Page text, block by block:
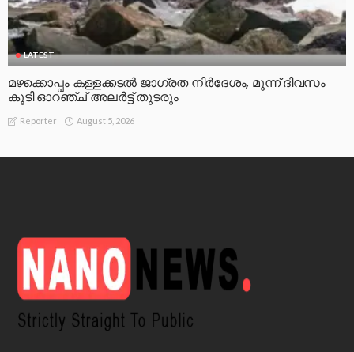
LATEST
മഴക്കൊപ്പം കള്ളക്കടൽ ജാഗ്രത നിർദേശം, മൂന്ന് ദിവസം
കൂടി ഓറഞ്ച് അലർട്ട് തുടരും
Reporter August 5, 2026